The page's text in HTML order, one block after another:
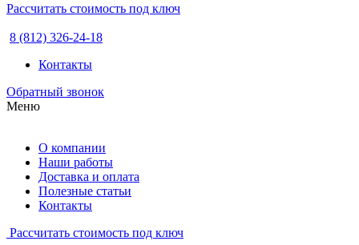
Рассчитать стоимость под ключ
8 (812) 326-24-18
Контакты
Обратный звонок
Меню
О компании
Наши работы
Доставка и оплата
Полезные статьи
Контакты
Рассчитать стоимость под ключ